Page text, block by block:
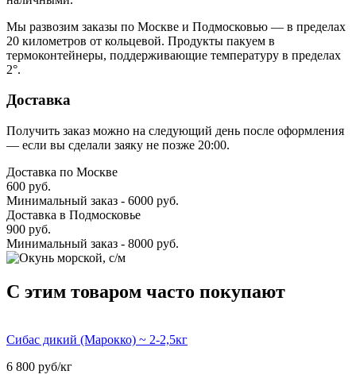
Мы развозим заказы по Москве и Подмосковью — в пределах
20 километров от кольцевой. Продукты пакуем в
термоконтейнеры, поддерживающие температуру в пределах
2°.
Доставка
Получить заказ можно на следующий день после оформления
— если вы сделали заяку не позже 20:00.
Доставка по Москве
600 руб.
Минимальный заказ - 6000 руб.
Доставка в Подмосковье
900 руб.
Минимальный заказ - 8000 руб.
C этим товаром часто покупают
Сибас дикий (Марокко) ~ 2-2,5кг
6 800 руб/кг